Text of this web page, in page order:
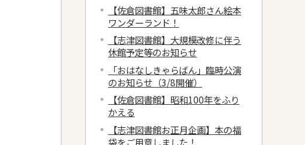
【佐倉図書館】五味太郎さん絵本
ワンダーランド！
【志津図書館】大規模改修に伴う
休館予定等のお知らせ
「おはなしきゃらばん」臨時公演
のお知らせ（3/8開催）
【佐倉図書館】昭和100年をふり
かえる
【志津図書館お正月企画】本の福
袋をご用意しました！